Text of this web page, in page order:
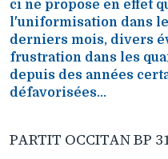
ci ne propose en effet
l'uniformisation dans
derniers mois, divers
frustration dans les
depuis des années
défavorisées...
PARTIT OCCITAN BP